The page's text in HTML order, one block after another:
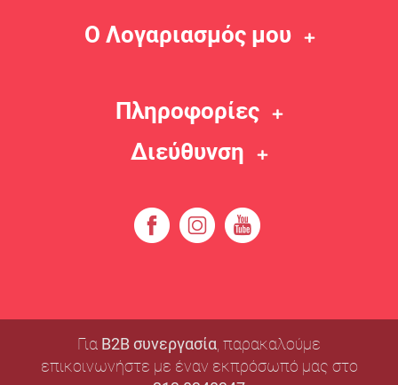
Ο Λογαριασμός μου
Πληροφορίες
Διεύθυνση
Για B2B συνεργασία , παρακαλούμε
επικοινωνήστε με έναν εκπρόσωπό μας στο